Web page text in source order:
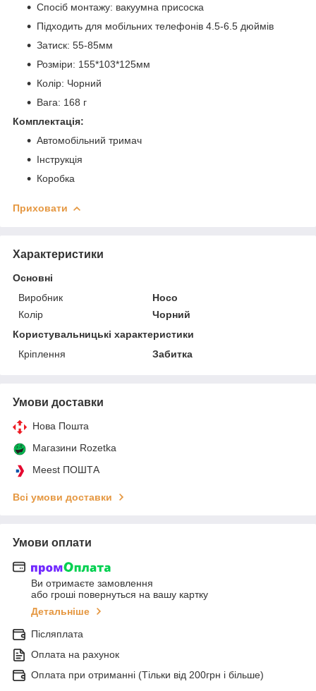
Спосіб монтажу: вакуумна присоска
Підходить для мобільних телефонів 4.5-6.5 дюймів
Затиск: 55-85мм
Розміри: 155*103*125мм
Колір: Чорний
Вага: 168 г
Комплектація:
Автомобільний тримач
Інструкція
Коробка
Приховати
Характеристики
Основні
Виробник
Hoco
Колір
Чорний
Користувальницькі характеристики
Кріплення
Забитка
Умови доставки
Нова Пошта
Магазини Rozetka
Meest ПОШТА
Всі умови доставки
Умови оплати
Ви отримаєте замовлення
або гроші повернуться на вашу картку
Детальніше
Післяплата
Оплата на рахунок
Оплата при отриманні (Тільки від 200грн і більше)